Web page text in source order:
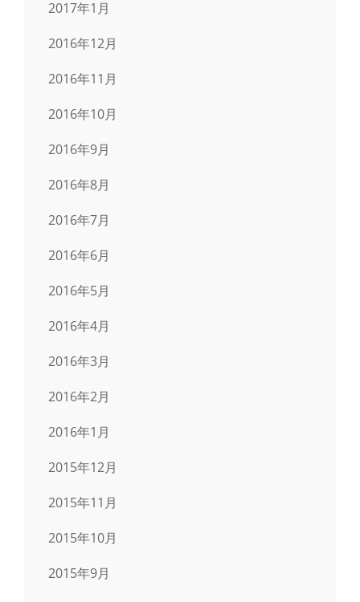
2017年1月
2016年12月
2016年11月
2016年10月
2016年9月
2016年8月
2016年7月
2016年6月
2016年5月
2016年4月
2016年3月
2016年2月
2016年1月
2015年12月
2015年11月
2015年10月
2015年9月